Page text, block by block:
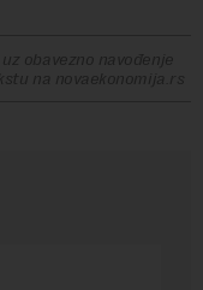
obavezno navođenje
na novaekonomija.rs